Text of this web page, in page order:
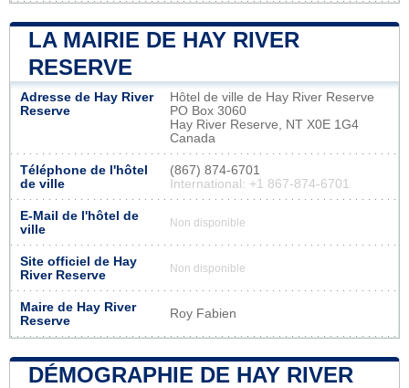
LA MAIRIE DE HAY RIVER
RESERVE
Adresse de Hay River
Reserve
Hôtel de ville de Hay River Reserve
PO Box 3060
Hay River Reserve, NT X0E 1G4
Canada
Téléphone de l'hôtel
de ville
(867) 874-6701
International: +1 867-874-6701
E-Mail de l'hôtel de
ville
Non disponible
Site officiel de Hay
River Reserve
Non disponible
Maire de Hay River
Reserve
Roy Fabien
DÉMOGRAPHIE DE HAY RIVER